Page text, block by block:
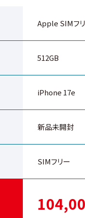
Apple SIMフ
512GB
iPhone 17e
新品未開封
SIMフリー